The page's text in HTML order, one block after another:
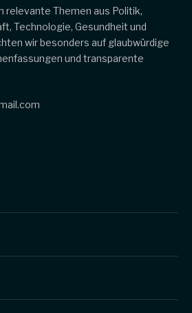
relevante Themen aus Politik,
Technologie, Gesundheit und
wir besonders auf glaubwürdige
und transparente